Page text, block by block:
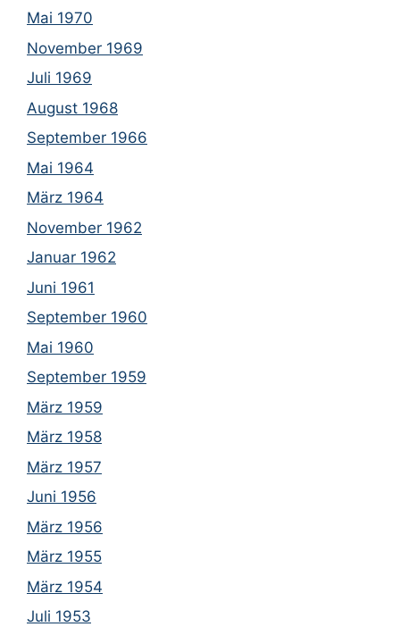
Mai 1970
November 1969
Juli 1969
August 1968
September 1966
Mai 1964
März 1964
November 1962
Januar 1962
Juni 1961
September 1960
Mai 1960
September 1959
März 1959
März 1958
März 1957
Juni 1956
März 1956
März 1955
März 1954
Juli 1953